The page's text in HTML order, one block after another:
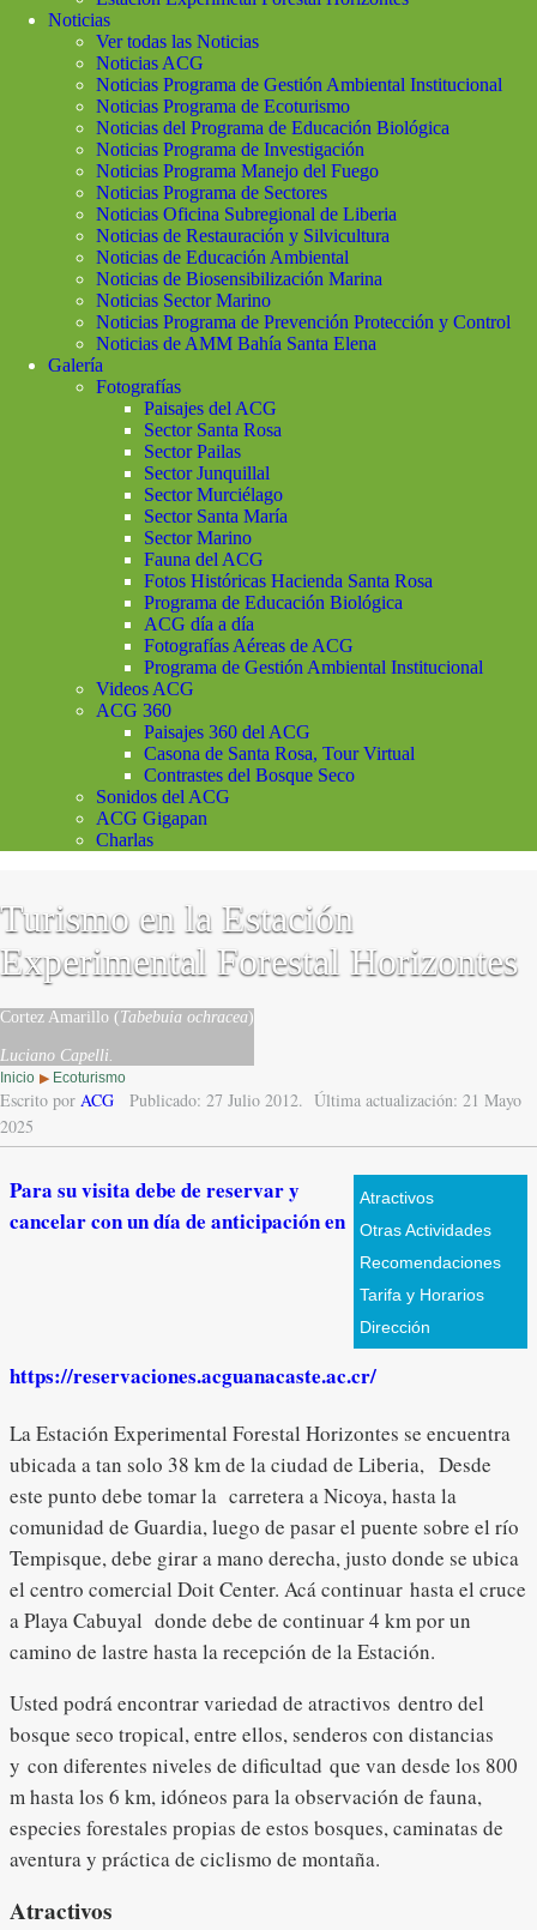
Noticias
Ver todas las Noticias
Noticias ACG
Noticias Programa de Gestión Ambiental Institucional
Noticias Programa de Ecoturismo
Noticias del Programa de Educación Biológica
Noticias Programa de Investigación
Noticias Programa Manejo del Fuego
Noticias Programa de Sectores
Noticias Oficina Subregional de Liberia
Noticias de Restauración y Silvicultura
Noticias de Educación Ambiental
Noticias de Biosensibilización Marina
Noticias Sector Marino
Noticias Programa de Prevención Protección y Control
Noticias de AMM Bahía Santa Elena
Galería
Fotografías
Paisajes del ACG
Sector Santa Rosa
Sector Pailas
Sector Junquillal
Sector Murciélago
Sector Santa María
Sector Marino
Fauna del ACG
Fotos Históricas Hacienda Santa Rosa
Programa de Educación Biológica
ACG día a día
Fotografías Aéreas de ACG
Programa de Gestión Ambiental Institucional
Videos ACG
ACG 360
Paisajes 360 del ACG
Casona de Santa Rosa, Tour Virtual
Contrastes del Bosque Seco
Sonidos del ACG
ACG Gigapan
Charlas
Turismo en la Estación
Experimental Forestal Horizontes
Cortez Amarillo (Tabebuia ochracea)
Luciano Capelli.
Inicio ▶ Ecoturismo
Escrito por ACG Publicado: 27 Julio 2012. Última actualización: 21 Mayo
2025
Atractivos
Otras Actividades
Recomendaciones
Tarifa y Horarios
Dirección
Para su visita debe de reservar y
cancelar con un día de anticipación en
https://reservaciones.acguanacaste.ac.cr/
La Estación Experimental Forestal Horizontes se encuentra
ubicada a tan solo 38 km de la ciudad de Liberia, Desde
este punto debe tomar la carretera a Nicoya, hasta la
comunidad de Guardia, luego de pasar el puente sobre el río
Tempisque, debe girar a mano derecha, justo donde se ubica
el centro comercial Doit Center. Acá continuar hasta el cruce
a Playa Cabuyal donde debe de continuar 4 km por un
camino de lastre hasta la recepción de la Estación.
Usted podrá encontrar variedad de atractivos dentro del
bosque seco tropical, entre ellos, senderos con distancias
y con diferentes niveles de dificultad que van desde los 800
m hasta los 6 km, idóneos para la observación de fauna,
especies forestales propias de estos bosques, caminatas de
aventura y práctica de ciclismo de montaña.
Atractivos